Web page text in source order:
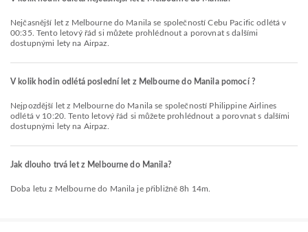
Nejčasnější let z Melbourne do Manila se společností Cebu Pacific odlétá v
00:35. Tento letový řád si můžete prohlédnout a porovnat s dalšími
dostupnými lety na Airpaz.
V kolik hodin odlétá poslední let z Melbourne do Manila pomocí ?
Nejpozdější let z Melbourne do Manila se společností Philippine Airlines
odlétá v 10:20. Tento letový řád si můžete prohlédnout a porovnat s dalšími
dostupnými lety na Airpaz.
Jak dlouho trvá let z Melbourne do Manila?
Doba letu z Melbourne do Manila je přibližně 8h 14m.